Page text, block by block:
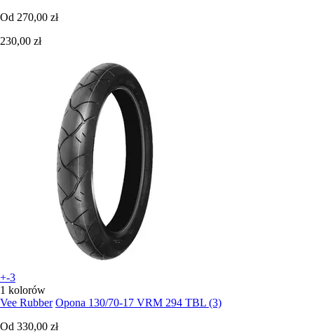
Od 270,00 zł
230,00 zł
+-3
1 kolorów
Vee Rubber Opona 130/70-17 VRM 294 TBL (3)
Od 330,00 zł